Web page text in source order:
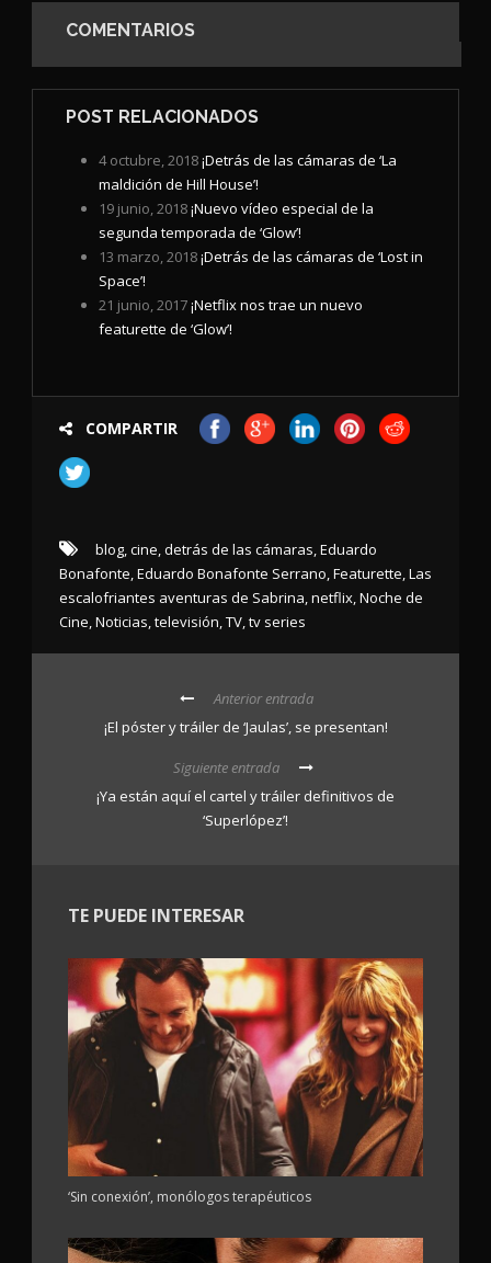
COMENTARIOS
POST RELACIONADOS
4 octubre, 2018¡Detrás de las cámaras de ‘La
maldición de Hill House’!
19 junio, 2018¡Nuevo vídeo especial de la
segunda temporada de ‘Glow’!
13 marzo, 2018¡Detrás de las cámaras de ‘Lost in
Space’!
21 junio, 2017¡Netflix nos trae un nuevo
featurette de ‘Glow’!
COMPARTIR
blog,cine,detrás de las cámaras,Eduardo
Bonafonte,Eduardo Bonafonte Serrano,Featurette,Las
escalofriantes aventuras de Sabrina,netflix,Noche de
Cine,Noticias,televisión,TV,tv series
Anterior entrada
¡El póster y tráiler de ‘Jaulas’, se presentan!
Siguiente entrada
¡Ya están aquí el cartel y tráiler definitivos de
‘Superlópez’!
TE PUEDE INTERESAR
‘Sin conexión’, monólogos terapéuticos